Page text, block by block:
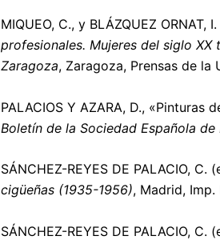
MIQUEO, C., y BLÁZQUEZ ORNAT,
profesionales. Mujeres del siglo
Zaragoza, Zaragoza, Prensas de
PALACIOS Y AZARA, D., «Pinturas
Boletín de la Sociedad Española de
SÁNCHEZ-REYES DE PALACIO, C.
cigüeñas (1935-1956), Madrid,
SÁNCHEZ-REYES DE PALACIO, C.